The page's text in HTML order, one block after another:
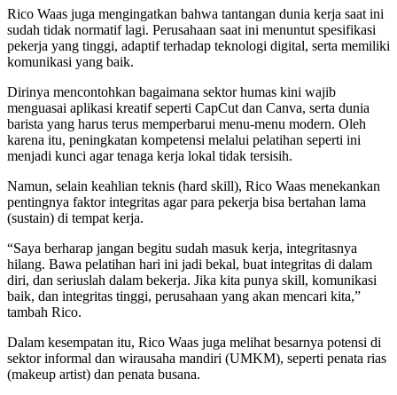
Rico Waas juga mengingatkan bahwa tantangan dunia kerja saat ini
sudah tidak normatif lagi. Perusahaan saat ini menuntut spesifikasi
pekerja yang tinggi, adaptif terhadap teknologi digital, serta memiliki
komunikasi yang baik.
Dirinya mencontohkan bagaimana sektor humas kini wajib
menguasai aplikasi kreatif seperti CapCut dan Canva, serta dunia
barista yang harus terus memperbarui menu-menu modern. Oleh
karena itu, peningkatan kompetensi melalui pelatihan seperti ini
menjadi kunci agar tenaga kerja lokal tidak tersisih.
Namun, selain keahlian teknis (hard skill), Rico Waas menekankan
pentingnya faktor integritas agar para pekerja bisa bertahan lama
(sustain) di tempat kerja.
“Saya berharap jangan begitu sudah masuk kerja, integritasnya
hilang. Bawa pelatihan hari ini jadi bekal, buat integritas di dalam
diri, dan seriuslah dalam bekerja. Jika kita punya skill, komunikasi
baik, dan integritas tinggi, perusahaan yang akan mencari kita,”
tambah Rico.
Dalam kesempatan itu, Rico Waas juga melihat besarnya potensi di
sektor informal dan wirausaha mandiri (UMKM), seperti penata rias
(makeup artist) dan penata busana.